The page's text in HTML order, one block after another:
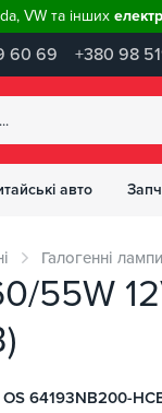
VW та інших
60 69 +380 98
авто
Галогенні лампи
55W
OS 64193NB200-